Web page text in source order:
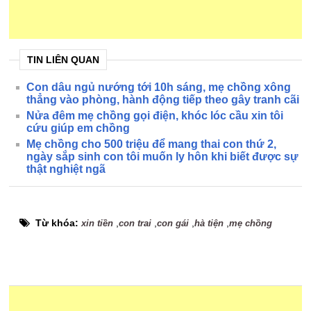
TIN LIÊN QUAN
Con dâu ngủ nướng tới 10h sáng, mẹ chồng xông
thẳng vào phòng, hành động tiếp theo gây tranh cãi
Nửa đêm mẹ chồng gọi điện, khóc lóc cầu xin tôi
cứu giúp em chồng
Mẹ chồng cho 500 triệu để mang thai con thứ 2,
ngày sắp sinh con tôi muốn ly hôn khi biết được sự
thật nghiệt ngã
Từ khóa:xin tiền ,con trai ,con gái ,hà tiện ,mẹ chồng